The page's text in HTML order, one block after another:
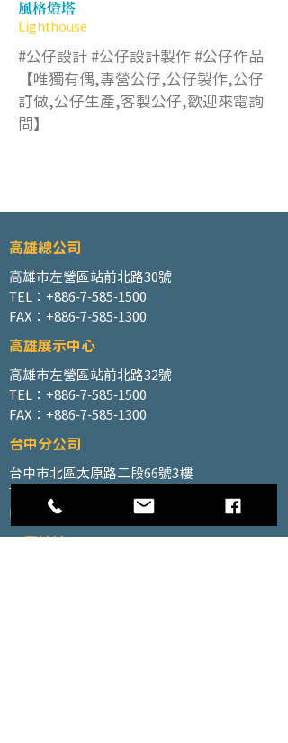
風格燈塔
Lighthouse
#公仔設計 #公仔設計製作 #公仔作品
【唯獨有偶,專營公仔,公仔製作,公仔
訂做,公仔生產,客製公仔,歡迎來電詢
問】
高雄總公司
高雄市左營區站前北路30號
TEL：+886-7-585-1500
FAX：+886-7-585-1300
高雄展示中心
高雄市左營區站前北路32號
TEL：+886-7-585-1500
FAX：+886-7-585-1300
台中分公司
台中市北區太原路二段66號3樓
TEL：+886-4-2202-5660
FAX：+886-4-2206-3527
工廠地址